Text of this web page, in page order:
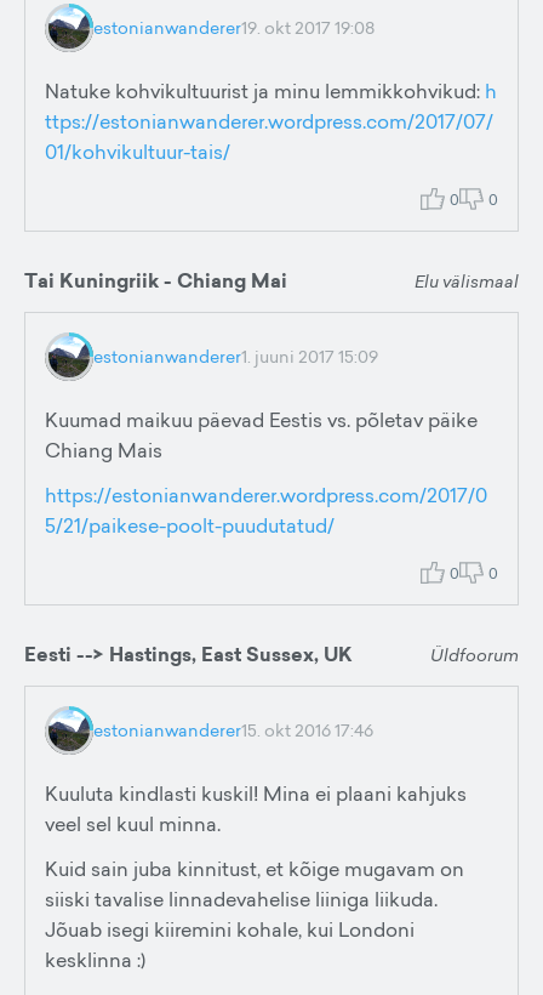
estonianwanderer19. okt 2017 19:08
Natuke kohvikultuurist ja minu lemmikkohvikud: h
ttps://estonianwanderer.wordpress.com/2017/07/
01/kohvikultuur-tais/
0 0
Tai Kuningriik - Chiang Mai Elu välismaal
estonianwanderer1. juuni 2017 15:09
Kuumad maikuu päevad Eestis vs. põletav päike
Chiang Mais
https://estonianwanderer.wordpress.com/2017/0
5/21/paikese-poolt-puudutatud/
0 0
Eesti --> Hastings, East Sussex, UK Üldfoorum
estonianwanderer15. okt 2016 17:46
Kuuluta kindlasti kuskil! Mina ei plaani kahjuks
veel sel kuul minna.
Kuid sain juba kinnitust, et kõige mugavam on
siiski tavalise linnadevahelise liiniga liikuda.
Jõuab isegi kiiremini kohale, kui Londoni
kesklinna :)